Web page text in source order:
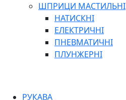
ШПРИЦИ МАСТИЛЬНІ
НАТИСКНІ
ЕЛЕКТРИЧНІ
ПНЕВМАТИЧНІ
ПЛУНЖЕРНІ
РУКАВА